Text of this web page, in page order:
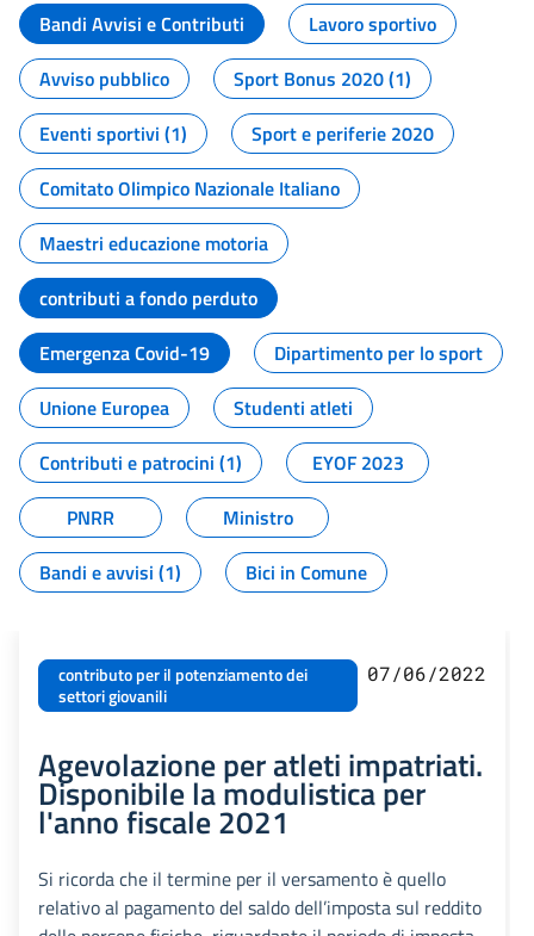
Bandi Avvisi e Contributi
Lavoro sportivo
Avviso pubblico
Sport Bonus 2020 (1)
Eventi sportivi (1)
Sport e periferie 2020
Comitato Olimpico Nazionale Italiano
Maestri educazione motoria
contributi a fondo perduto
Emergenza Covid-19
Dipartimento per lo sport
Unione Europea
Studenti atleti
Contributi e patrocini (1)
EYOF 2023
PNRR
Ministro
Bandi e avvisi (1)
Bici in Comune
contributo per il potenziamento dei
settori giovanili
07/06/2022
Agevolazione per atleti impatriati.
Disponibile la modulistica per
l'anno fiscale 2021
Si ricorda che il termine per il versamento è quello
relativo al pagamento del saldo dell’imposta sul reddito